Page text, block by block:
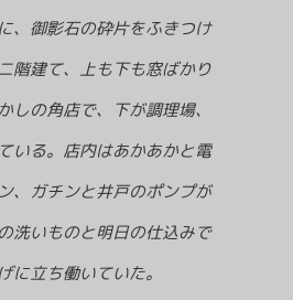
、御影石の砕片をふきつけ
階建て、上も下も窓ばかり
しの角店で、下が調理場、
いる。店内はあかあかと電
、ガチンと井戸のポンプが
洗いものと明日の仕込みで
に立ち働いていた。